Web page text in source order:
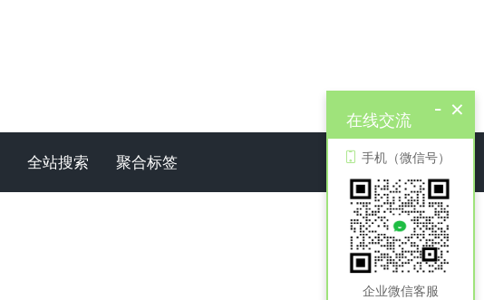
全站搜索 聚合标签
×
-
在线交流
手机（微信号）
企业微信客服